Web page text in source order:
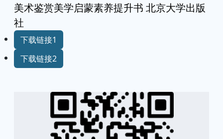
美术鉴赏美学启蒙素养提升书 北京大学出版
社
下载链接1
下载链接2